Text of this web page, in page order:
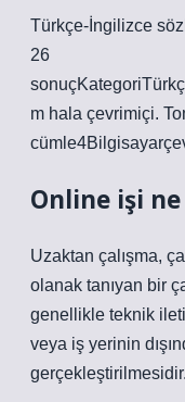
Türkçe-İngilizce
26
m hala çevrimiçi.
Online işi
Uzaktan çalışma,
olanak tanıyan bir
genellikle teknik
veya iş yerinin
gerçekleştirilmesidir.